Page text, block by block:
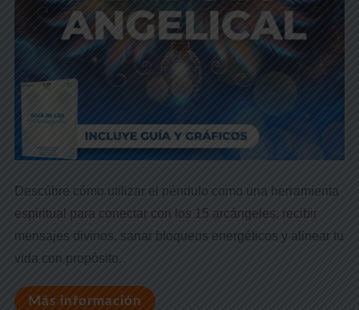
Descúbre cómo utilizar el péndulo como una herramienta
espiritual para conectar con los 15 arcángeles, recibir
mensajes divinos, sanar bloqueos energéticos y alinear tu
vida con propósito.
Más información